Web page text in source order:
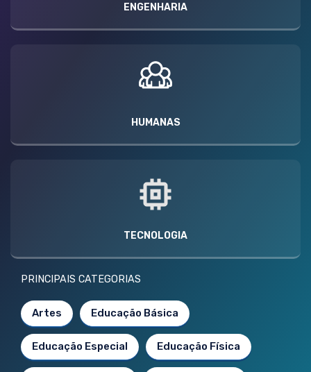
ENGENHARIA
HUMANAS
TECNOLOGIA
PRINCIPAIS CATEGORIAS
Artes Educação Básica
Educação Especial Educação Física